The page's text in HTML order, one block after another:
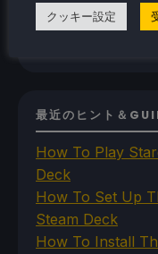
Uncategorized
Uncategorized
最近のヒント＆
How To Play
Deck
How To Set Up
Steam Deck
How To Install
クッキー設定